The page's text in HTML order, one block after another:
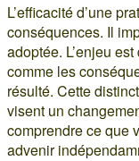
L’efficacité d’une
conséquences. Il
adoptée. L’enjeu
comme les
résulté. Cette
visent un
comprendre ce que
advenir